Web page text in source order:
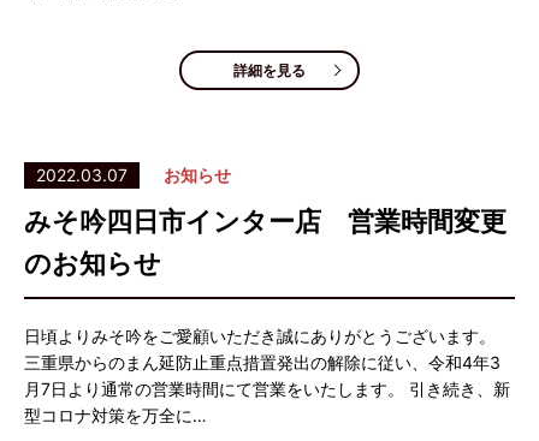
詳細を見る
2022.03.07 お知らせ
みそ吟四日市インター店 営業時間変更
のお知らせ
日頃よりみそ吟をご愛顧いただき誠にありがとうございます。
三重県からのまん延防止重点措置発出の解除に従い、令和4年3
月7日より通常の営業時間にて営業をいたします。 引き続き、新
型コロナ対策を万全に…